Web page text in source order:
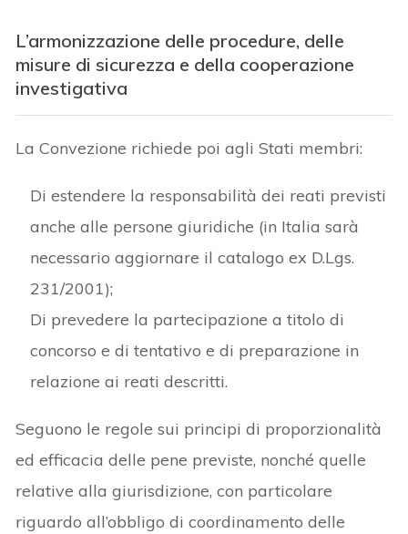
L’armonizzazione delle procedure, delle
misure di sicurezza e della cooperazione
investigativa
La Convezione richiede poi agli Stati membri:
Di estendere la responsabilità dei reati previsti
anche alle persone giuridiche (in Italia sarà
necessario aggiornare il catalogo ex D.Lgs.
231/2001);
Di prevedere la partecipazione a titolo di
concorso e di tentativo e di preparazione in
relazione ai reati descritti.
Seguono le regole sui principi di proporzionalità
ed efficacia delle pene previste, nonché quelle
relative alla giurisdizione, con particolare
riguardo all’obbligo di coordinamento delle